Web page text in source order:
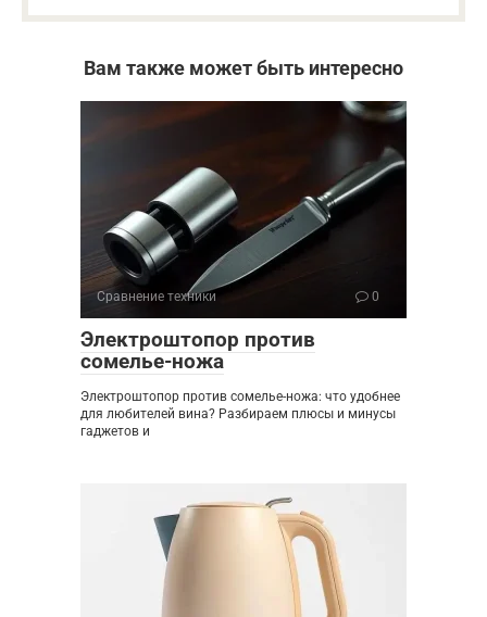
Вам также может быть интересно
Сравнение техники 0
Электроштопор против
сомелье-ножа
Электроштопор против сомелье-ножа: что удобнее
для любителей вина? Разбираем плюсы и минусы
гаджетов и